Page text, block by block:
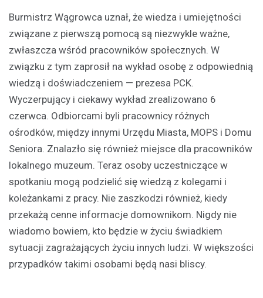
Burmistrz Wągrowca uznał, że wiedza i umiejętności
związane z pierwszą pomocą są niezwykle ważne,
zwłaszcza wśród pracowników społecznych. W
związku z tym zaprosił na wykład osobę z odpowiednią
wiedzą i doświadczeniem — prezesa PCK.
Wyczerpujący i ciekawy wykład zrealizowano 6
czerwca. Odbiorcami byli pracownicy różnych
ośrodków, między innymi Urzędu Miasta, MOPS i Domu
Seniora. Znalazło się również miejsce dla pracowników
lokalnego muzeum. Teraz osoby uczestniczące w
spotkaniu mogą podzielić się wiedzą z kolegami i
koleżankami z pracy. Nie zaszkodzi również, kiedy
przekażą cenne informacje domownikom. Nigdy nie
wiadomo bowiem, kto będzie w życiu świadkiem
sytuacji zagrażających życiu innych ludzi. W większości
przypadków takimi osobami będą nasi bliscy.